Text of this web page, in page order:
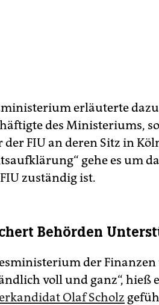
erläuterte
des Ministeriums,
FIU an deren Sitz in
gehe es um
zuständig ist.
Behörden
der
voll und ganz“, hieß
Olaf Scholz